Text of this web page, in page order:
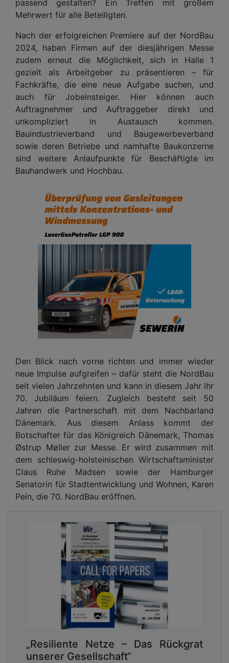
passend gestalten? Ein Treffen mit großem
Mehrwert für alle Beteiligten.
Nach der erfolgreichen Premiere auf der NordBau
2024, haben Firmen auf der diesjährigen Messe
zudem erneut die Möglichkeit, sich in Halle 1
gezielt als Arbeitgeber zu präsentieren – für
Fachkräfte, die eine neue Aufgabe suchen, und
auch für Jobeinsteiger. Hier können auch
Auftragnehmer und Auftraggeber direkt und
unkompliziert in Austausch kommen.
Bauindustrieverband und Baugewerbeverband
sowie deren Betriebe und namhafte Baukonzerne
sind weitere Anlaufpunkte für Beschäftigte im
Bauhandwerk und Hochbau.
Den Blick nach vorne richten und immer wieder
neue Impulse aufgreifen – dafür steht die NordBau
seit vielen Jahrzehnten und kann in diesem Jahr ihr
70. Jubiläum feiern. Zugleich besteht seit 50
Jahren die Partnerschaft mit dem Nachbarland
Dänemark. Aus diesem Anlass kommt der
Botschafter für das Königreich Dänemark, Thomas
Østrup Møller zur Messe. Er wird zusammen mit
dem schleswig-holsteinischen Wirtschaftsminister
Claus Ruhe Madsen sowie der Hamburger
Senatorin für Stadtentwicklung und Wohnen, Karen
Pein, die 70. NordBau eröffnen.
„Resiliente Netze – Das Rückgrat
unserer Gesellschaft“